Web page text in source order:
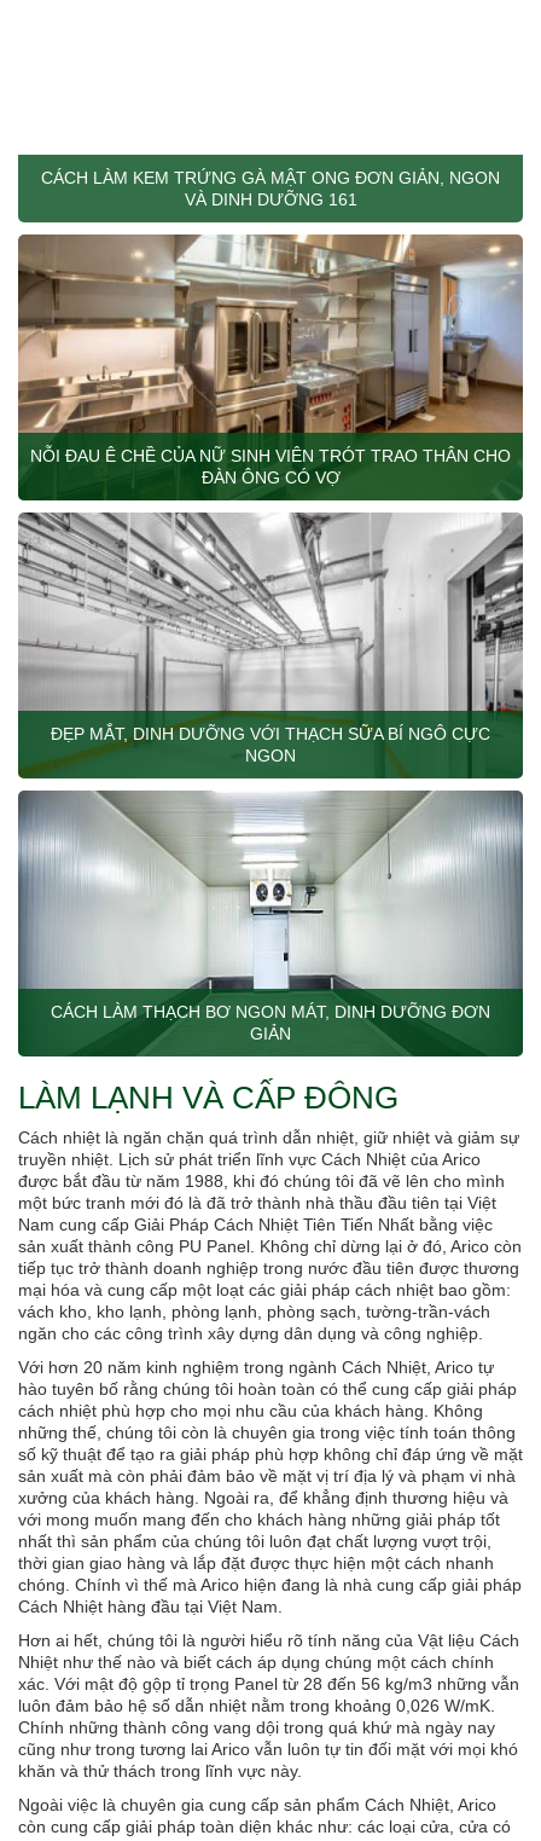
CÁCH LÀM KEM TRỨNG GÀ MẬT ONG ĐƠN GIẢN, NGON
VÀ DINH DƯỠNG 161
NỖI ĐAU Ê CHỀ CỦA NỮ SINH VIÊN TRÓT TRAO THÂN CHO
ĐÀN ÔNG CÓ VỢ
ĐẸP MẮT, DINH DƯỠNG VỚI THẠCH SỮA BÍ NGÔ CỰC
NGON
CÁCH LÀM THẠCH BƠ NGON MÁT, DINH DƯỠNG ĐƠN
GIẢN
LÀM LẠNH VÀ CẤP ĐÔNG
Cách nhiệt là ngăn chặn quá trình dẫn nhiệt, giữ nhiệt và giảm sự
truyền nhiệt. Lịch sử phát triển lĩnh vực Cách Nhiệt của Arico
được bắt đầu từ năm 1988, khi đó chúng tôi đã vẽ lên cho mình
một bức tranh mới đó là đã trở thành nhà thầu đầu tiên tại Việt
Nam cung cấp Giải Pháp Cách Nhiệt Tiên Tiến Nhất bằng việc
sản xuất thành công PU Panel. Không chỉ dừng lại ở đó, Arico còn
tiếp tục trở thành doanh nghiệp trong nước đầu tiên được thương
mại hóa và cung cấp một loạt các giải pháp cách nhiệt bao gồm:
vách kho, kho lạnh, phòng lạnh, phòng sạch, tường-trần-vách
ngăn cho các công trình xây dựng dân dụng và công nghiệp.
Với hơn 20 năm kinh nghiệm trong ngành Cách Nhiệt, Arico tự
hào tuyên bố rằng chúng tôi hoàn toàn có thể cung cấp giải pháp
cách nhiệt phù hợp cho mọi nhu cầu của khách hàng. Không
những thế, chúng tôi còn là chuyên gia trong việc tính toán thông
số kỹ thuật để tạo ra giải pháp phù hợp không chỉ đáp ứng về mặt
sản xuất mà còn phải đảm bảo về mặt vị trí địa lý và phạm vi nhà
xưởng của khách hàng. Ngoài ra, để khẳng định thương hiệu và
với mong muốn mang đến cho khách hàng những giải pháp tốt
nhất thì sản phẩm của chúng tôi luôn đạt chất lượng vượt trội,
thời gian giao hàng và lắp đặt được thực hiện một cách nhanh
chóng. Chính vì thế mà Arico hiện đang là nhà cung cấp giải pháp
Cách Nhiệt hàng đầu tại Việt Nam.
Hơn ai hết, chúng tôi là người hiểu rõ tính năng của Vật liệu Cách
Nhiệt như thế nào và biết cách áp dụng chúng một cách chính
xác. Với mật độ gộp tỉ trọng Panel từ 28 đến 56 kg/m3 những vẫn
luôn đảm bảo hệ số dẫn nhiệt nằm trong khoảng 0,026 W/mK.
Chính những thành công vang dội trong quá khứ mà ngày nay
cũng như trong tương lai Arico vẫn luôn tự tin đối mặt với mọi khó
khăn và thử thách trong lĩnh vực này.
Ngoài việc là chuyên gia cung cấp sản phẩm Cách Nhiệt, Arico
còn cung cấp giải pháp toàn diện khác như: các loại cửa, cửa có